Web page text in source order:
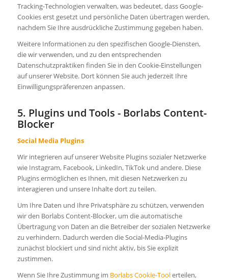
Tracking-Technologien verwalten, was bedeutet, dass Google-
Cookies erst gesetzt und persönliche Daten übertragen werden,
nachdem Sie Ihre ausdrückliche Zustimmung gegeben haben.
Weitere Informationen zu den spezifischen Google-Diensten,
die wir verwenden, und zu den entsprechenden
Datenschutzpraktiken finden Sie in den Cookie-Einstellungen
auf unserer Website. Dort können Sie auch jederzeit Ihre
Einwilligungspräferenzen anpassen.
5. Plugins und Tools - Borlabs Content-
Blocker
Social Media Plugins
Wir integrieren auf unserer Website Plugins sozialer Netzwerke
wie Instagram, Facebook, LinkedIn, TikTok und andere. Diese
Plugins ermöglichen es Ihnen, mit diesen Netzwerken zu
interagieren und unsere Inhalte dort zu teilen.
Um Ihre Daten und Ihre Privatsphäre zu schützen, verwenden
wir den Borlabs Content-Blocker, um die automatische
Übertragung von Daten an die Betreiber der sozialen Netzwerke
zu verhindern. Dadurch werden die Social-Media-Plugins
zunächst blockiert und sind nicht aktiv, bis Sie explizit
zustimmen.
Wenn Sie Ihre Zustimmung im Borlabs Cookie-Toolerteilen,